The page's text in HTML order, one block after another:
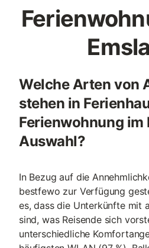
Welche Arten von
stehen in
Ferienwohnung im
Auswahl?
In Bezug auf die
bestfewo zur Verfügung
es, dass die Unterkünfte mit
sind, was Reisende sich
unterschiedliche